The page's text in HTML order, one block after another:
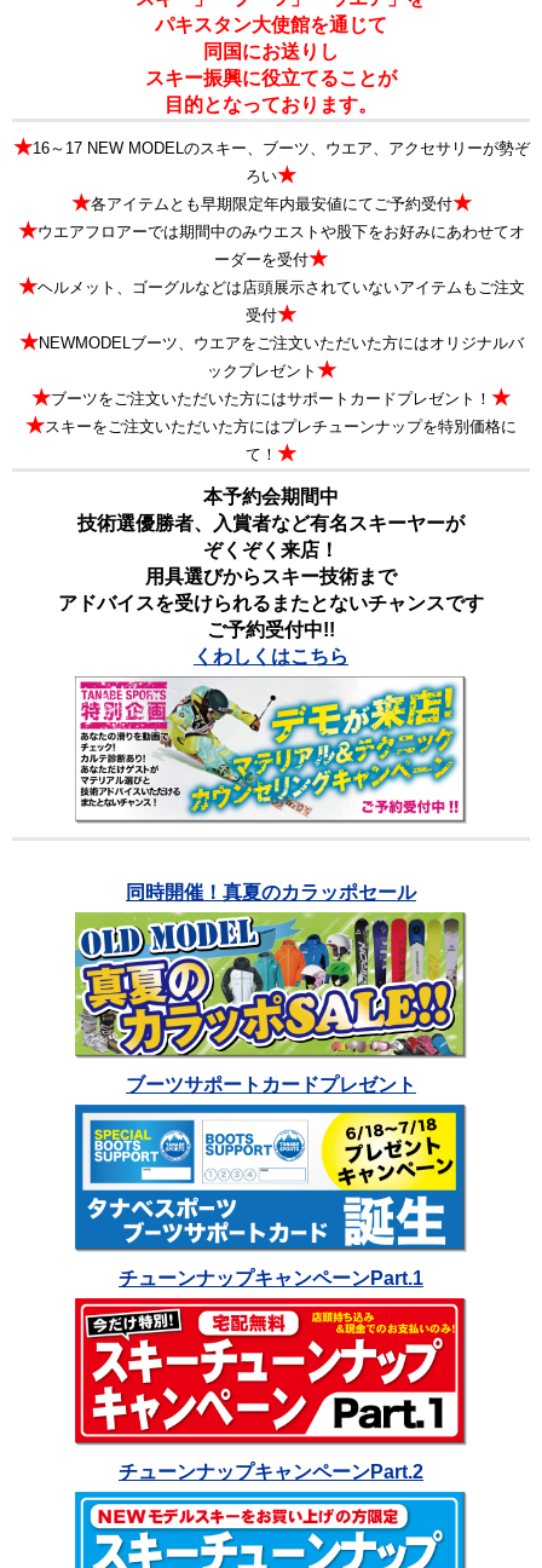
パキスタン大使館を通じて
同国にお送りし
スキー振興に役立てることが
目的となっております。
★16～17 NEW MODELのスキー、ブーツ、ウエア、アクセサリーが勢ぞ
ろい★
★各アイテムとも早期限定年内最安値にてご予約受付★
★ウエアフロアーでは期間中のみウエストや股下をお好みにあわせてオ
ーダーを受付★
★ヘルメット、ゴーグルなどは店頭展示されていないアイテムもご注文
受付★
★NEWMODELブーツ、ウエアをご注文いただいた方にはオリジナルバ
ックプレゼント ★
★ブーツをご注文いただいた方にはサポートカードプレゼント！ ★
★スキーをご注文いただいた方にはプレチューンナップを特別価格に
て！ ★
本予約会期間中
技術選優勝者、入賞者など有名スキーヤーが
ぞくぞく来店！
用具選びからスキー技術まで
アドバイスを受けられるまたとないチャンスです
ご予約受付中!!
くわしくはこちら
同時開催！真夏のカラッポセール
ブーツサポートカードプレゼント
チューンナップキャンペーンPart.1
チューンナップキャンペーンPart.2